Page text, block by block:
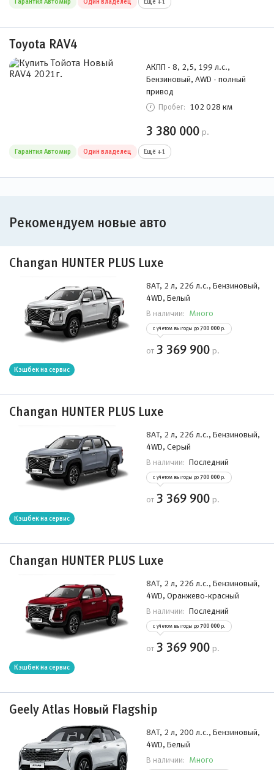
Toyota RAV4
АКПП - 8, 2,5, 199 л.с.,
Бензиновый, AWD - полный
привод
Пробег: 102 028 км
3 380 000 р.
Гарантия Автомир Один владелец Ещё +1
Рекомендуем новые авто
Changan HUNTER PLUS Luxe
8AT, 2 л, 226 л.с., Бензиновый,
4WD, Белый
В наличии: Много
с учетом выгоды до 700 000 р.
от 3 369 900 р.
Кэшбек на сервис
Changan HUNTER PLUS Luxe
8AT, 2 л, 226 л.с., Бензиновый,
4WD, Серый
В наличии: Последний
с учетом выгоды до 700 000 р.
от 3 369 900 р.
Кэшбек на сервис
Changan HUNTER PLUS Luxe
8AT, 2 л, 226 л.с., Бензиновый,
4WD, Оранжево-красный
В наличии: Последний
с учетом выгоды до 700 000 р.
от 3 369 900 р.
Кэшбек на сервис
Geely Atlas Новый Flagship
8AT, 2 л, 200 л.с., Бензиновый,
4WD, Белый
В наличии: Много